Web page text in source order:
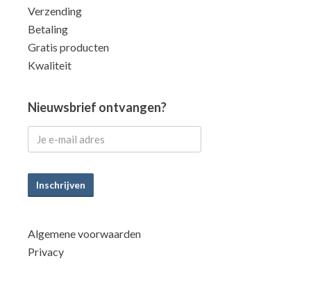
Verzending
Betaling
Gratis producten
Kwaliteit
Nieuwsbrief ontvangen?
Inschrijven
Algemene voorwaarden
Privacy